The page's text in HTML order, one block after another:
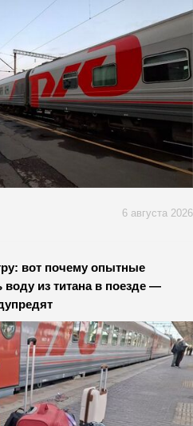
6 августа 2026
вот почему опытные
из титана в поезде —